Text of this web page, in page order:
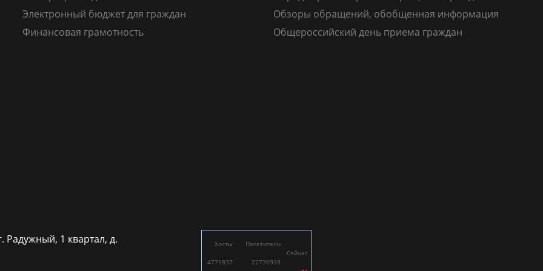
Электронный бюджет для граждан
Финансовая грамотность
Обзоры обращений, обобщенная информация
Общероссийский день приема граждан
Радужный, 1 квартал, д. Хосты
4775837
Посетители
22730938
Сейчас